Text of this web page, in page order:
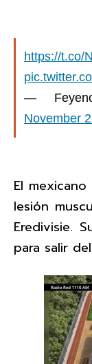
https://t.co/
—
November
El
lesión
Eredivisie.
para salir